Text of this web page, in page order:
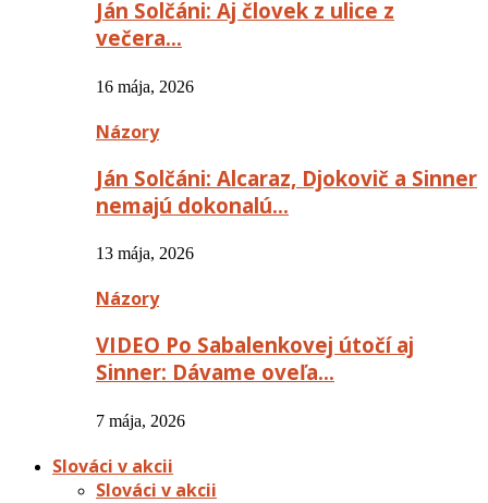
Ján Solčáni: Aj človek z ulice z
večera…
16 mája, 2026
Názory
Ján Solčáni: Alcaraz, Djokovič a Sinner
nemajú dokonalú…
13 mája, 2026
Názory
VIDEO Po Sabalenkovej útočí aj
Sinner: Dávame oveľa…
7 mája, 2026
Slováci v akcii
Slováci v akcii